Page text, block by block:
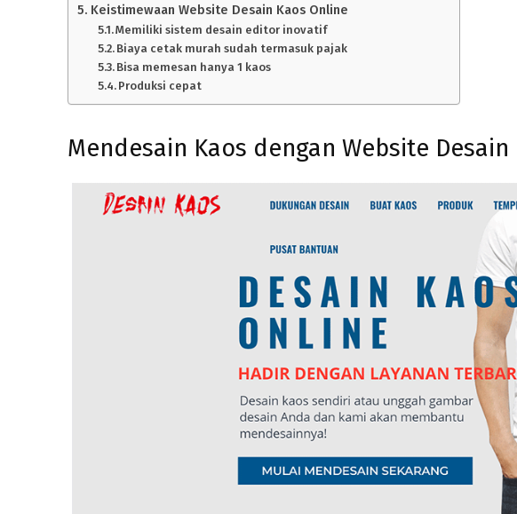
Keistimewaan Website Desain Kaos Online
Memiliki sistem desain editor inovatif
Biaya cetak murah sudah termasuk pajak
Bisa memesan hanya 1 kaos
Produksi cepat
Mendesain Kaos dengan Website Desain